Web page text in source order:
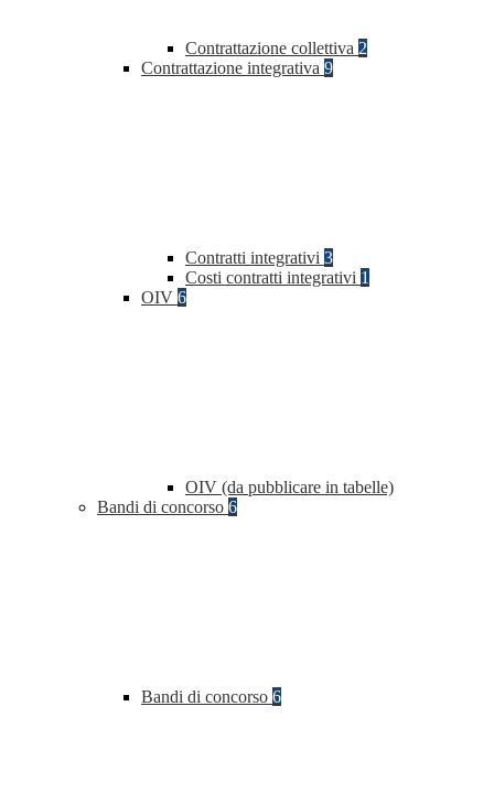
Contrattazione collettiva 2
Contrattazione integrativa 9
Contratti integrativi 3
Costi contratti integrativi 1
OIV 6
OIV (da pubblicare in tabelle)
Bandi di concorso 6
Bandi di concorso 6